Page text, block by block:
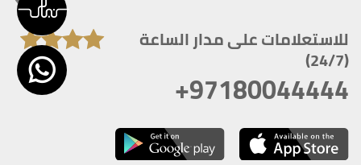
للاستعلامات على مدار الساعة
(24/7)
+97180044444